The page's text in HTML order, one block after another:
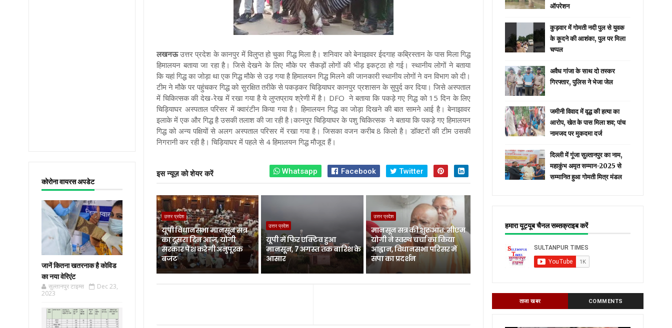
कोरोना वायरस अपडेट
जानें कितना खतरनाक है कोविड
का नया वेरिएंट
सुल्तानपुर टाइम्स
Dec 23,
2023
लखनऊउत्तर प्रदेश के कानपुर में विलुप्त हो चुका गिद्ध मिला है। शनिवार को बेनाझावर ईदगाह कब्रिस्तान के पास मिला गिद्ध
हिमालयन बताया जा रहा है। जिसे देखने के लिए मौके पर सैकड़ों लोगों की भीड़ इकट्ठा हो गई। स्थानीय लोगों ने बताया
कि यहां गिद्ध का जोड़ा था एक गिद्ध मौके से उड़ गया हैहिमालयन गिद्ध मिलने की जानकारी स्थानीय लोगों ने वन विभाग को दी।
टीम ने मौके पर पहुंचकर गिद्ध को सुरक्षित तरीके से पकड़कर चिड़ियाघर कानपुर प्रशासन के सुपुर्द कर दिया। जिसे अस्पताल
में चिकित्सक की देख-रेख में रखा गया है ये लुप्तप्राय श्रेणी में है। DFO ने बताया कि पकड़े गए गिद्ध को 15 दिन के लिए
चिड़ियाघर अस्पताल परिसर में क्वारंटीन किया गया है। हिमालयन गिद्ध का जोड़ा दिखने की बात सामने आई है। बेनाझावर
इलाके में एक और गिद्ध है उसकी तलाश की जा रही है।कानपुर चिड़ियाघर के पशु चिकित्सक ने बताया कि पकड़े गए हिमालयन
गिद्ध को अन्य पक्षियों से अलग अस्पताल परिसर में रखा गया है। जिसका वजन करीब 8 किलो है। डॉक्टरों की टीम उसकी
निगरानी कर रही है। चिड़ियाघर में पहले से 4 हिमालयन गिद्ध मौजूद हैं।
इस न्यूज़ को शेयर करें Whatsapp Facebook Twitter
उत्तर प्रदेश
यूपी विधानसभा मानसून सत्र
का दूसरा दिन आज, योगी
सरकार पेश करेगी अनुपूरक
बजट
उत्तर प्रदेश
यूपी में फिर एक्टिव हुआ
मानसून, 7 अगस्त तक बारिश के
आसार
उत्तर प्रदेश
मानसून सत्र की शुरुआत: सीएम
योगी ने स्वस्थ चर्चा का किया
आह्वान, विधानसभा परिसर में
सपा का प्रदर्शन
ऑपरेशन
कुड़वार में गोमती नदी पुल से युवक
के कूदने की आशंका, पुल पर मिला
चप्पल
अवैध गांजा के साथ दो तस्कर
गिरफ्तार, पुलिस ने भेजा जेल
जमीनी विवाद में वृद्ध की हत्या का
आरोप, खेत के पास मिला शव; पांच
नामजद पर मुकदमा दर्ज
दिल्ली में गूंजा सुल्तानपुर का नाम,
महाकुंभ अमृत सम्मान-2025 से
सम्मानित हुआ गोमती मित्र मंडल
हमारा यूट्यूब चैनल सब्सक्राइब करें
ताजा खबर COMMENTS